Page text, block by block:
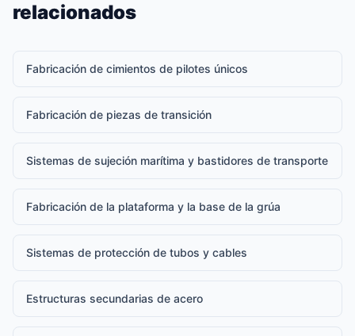
relacionados
Fabricación de cimientos de pilotes únicos
Fabricación de piezas de transición
Sistemas de sujeción marítima y bastidores de transporte
Fabricación de la plataforma y la base de la grúa
Sistemas de protección de tubos y cables
Estructuras secundarias de acero